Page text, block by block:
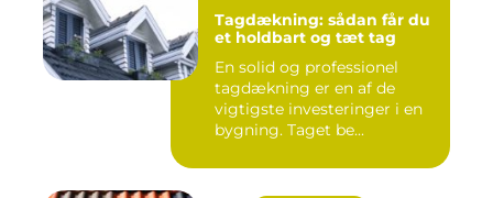
Tagdækning: sådan får du
et holdbart og tæt tag
En solid og professionel
tagdækning er en af de
vigtigste investeringer i en
bygning. Taget be...